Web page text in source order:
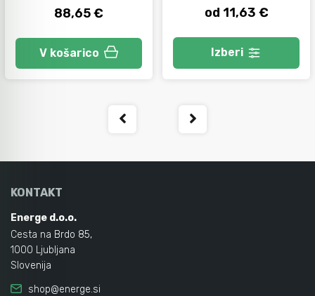
88,65 €
V košarico
od 11,63 €
Izberi
KONTAKT
Energe d.o.o.
Cesta na Brdo 85,
1000 Ljubljana
Slovenija
shop@energe.si